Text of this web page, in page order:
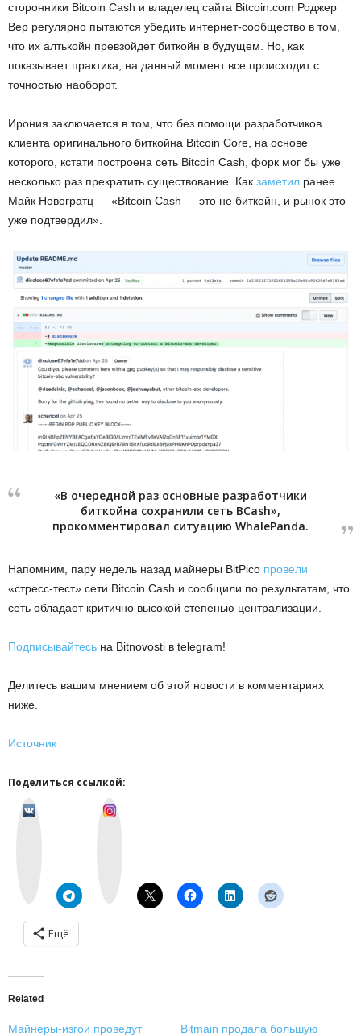
сторонники Bitcoin Cash и владелец сайта Bitcoin.com Роджер
Вер регулярно пытаются убедить интернет-сообщество в том,
что их алтькойн превзойдет биткойн в будущем. Но, как
показывает практика, на данный момент все происходит с
точностью наоборот.
Ирония заключается в том, что без помощи разработчиков
клиента оригинального биткойна Bitcoin Core, на основе
которого, кстати построена сеть Bitcoin Cash, форк мог бы уже
несколько раз прекратить существование. Как заметил ранее
Майк Новогратц — «Bitcoin Cash — это не биткойн, и рынок это
уже подтвердил».
«В очередной раз основные разработчики
биткойна сохранили сеть BCash»,
прокомментировал ситуацию WhalePanda.
Напомним, пару недель назад майнеры BitPico провели
«стресс-тест» сети Bitcoin Cash и сообщили по результатам, что
сеть обладает критично высокой степенью централизации.
Подписывайтесь на Bitnovosti в telegram!
Делитесь вашим мнением об этой новости в комментариях
ниже.
Источник
Поделиться ссылкой:
Ещё
Related
Майнеры-изгои проведут Bitmain продала большую